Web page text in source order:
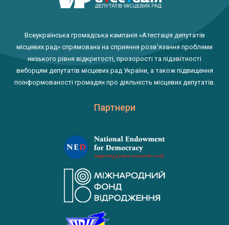
Всеукраїнська громадська кампанія «Атестація депутатів
місцевих рад» спрямована на сприяння розв'язання проблеми
низького рівня відкритості, прозорості та підзвітності
виборцям депутатів місцевих рад України, а також підвищення
поінформованості громадян про діяльність місцевих депутатів.
Партнери